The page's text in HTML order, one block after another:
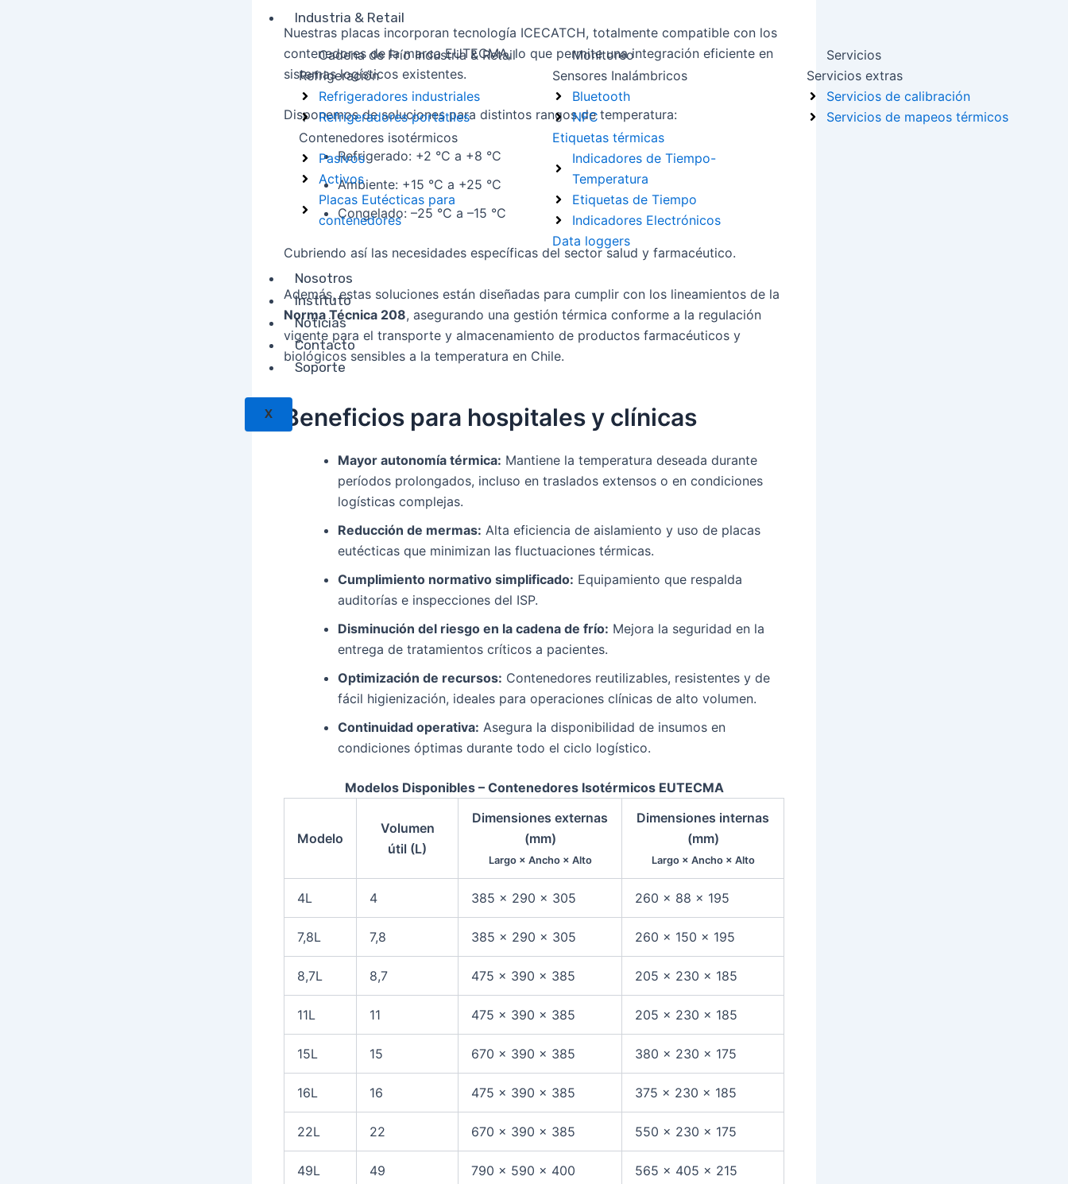
Industria & Retail
Cadena de Frío Industria & Retail
Refrigeración
Refrigeradores industriales
Refrigeradores portátiles
Contenedores isotérmicos
Pasivos
Activos
Placas Eutécticas para
contenedores
Monitoreo
Sensores Inalámbricos
Bluetooth
NFC
Etiquetas térmicas
Indicadores de Tiempo-
Temperatura
Etiquetas de Tiempo
Indicadores Electrónicos
Data loggers
Servicios
Servicios extras
Servicios de calibración
Servicios de mapeos térmicos
Nosotros
Instituto
Noticias
Contacto
Soporte
X
Nuestras placas incorporan tecnología ICECATCH, totalmente compatible con los
contenedores de la marca EUTECMA, lo que permite una integración eficiente en
sistemas logísticos existentes.
Disponemos de soluciones para distintos rangos de temperatura:
Refrigerado: +2 °C a +8 °C
Ambiente: +15 °C a +25 °C
Congelado: –25 °C a –15 °C
Cubriendo así las necesidades específicas del sector salud y farmacéutico.
Además, estas soluciones están diseñadas para cumplir con los lineamientos de la
Norma Técnica 208, asegurando una gestión térmica conforme a la regulación
vigente para el transporte y almacenamiento de productos farmacéuticos y
biológicos sensibles a la temperatura en Chile.
Beneficios para hospitales y clínicas
Mayor autonomía térmica: Mantiene la temperatura deseada durante
períodos prolongados, incluso en traslados extensos o en condiciones
logísticas complejas.
Reducción de mermas: Alta eficiencia de aislamiento y uso de placas
eutécticas que minimizan las fluctuaciones térmicas.
Cumplimiento normativo simplificado: Equipamiento que respalda
auditorías e inspecciones del ISP.
Disminución del riesgo en la cadena de frío: Mejora la seguridad en la
entrega de tratamientos críticos a pacientes.
Optimización de recursos: Contenedores reutilizables, resistentes y de
fácil higienización, ideales para operaciones clínicas de alto volumen.
Continuidad operativa: Asegura la disponibilidad de insumos en
condiciones óptimas durante todo el ciclo logístico.
Modelos Disponibles – Contenedores Isotérmicos EUTECMA
Modelo
Volumen
útil (L)
Dimensiones externas
(mm)
Largo × Ancho × Alto
Dimensiones internas
(mm)
Largo × Ancho × Alto
4L 4 385 × 290 × 305 260 × 88 × 195
7,8L 7,8 385 × 290 × 305 260 × 150 × 195
8,7L 8,7 475 × 390 × 385 205 × 230 × 185
11L 11 475 × 390 × 385 205 × 230 × 185
15L 15 670 × 390 × 385 380 × 230 × 175
16L 16 475 × 390 × 385 375 × 230 × 185
22L 22 670 × 390 × 385 550 × 230 × 175
49L 49 790 × 590 × 400 565 × 405 × 215